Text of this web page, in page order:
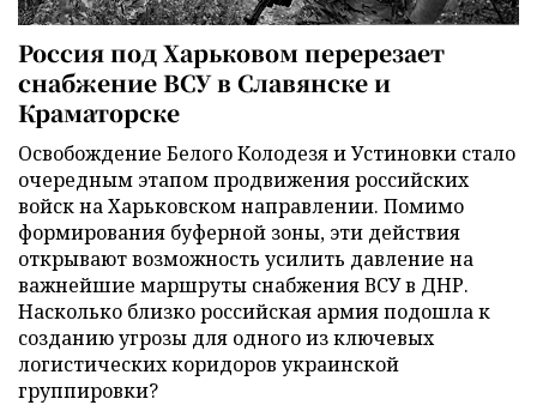
Россия под Харьковом перерезает
снабжение ВСУ в Славянске и
Краматорске
Освобождение Белого Колодезя и Устиновки стало
очередным этапом продвижения российских
войск на Харьковском направлении. Помимо
формирования буферной зоны, эти действия
открывают возможность усилить давление на
важнейшие маршруты снабжения ВСУ в ДНР.
Насколько близко российская армия подошла к
созданию угрозы для одного из ключевых
логистических коридоров украинской
группировки?